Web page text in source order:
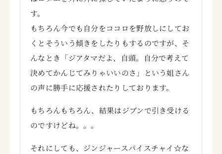
す。
もちろん今でも自分をココロを野放しにしてお
くとそういう傾きをしたりもするのですが、そ
んなとき「ジアタマだよ、自頭。自分で考えて
決めてかんじてみりゃいいのさ」という姐さん
の声に勝手に応援されたりしております。
もちろんもちろん、結果はジブンで引き受ける
のですけどね。。。
それにしても、ジンジャースパイスチャイ☆な